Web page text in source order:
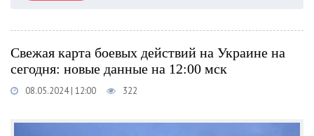
Свежая карта боевых действий на Украине на
сегодня: новые данные на 12:00 мск
08.05.2024 | 12:00 322